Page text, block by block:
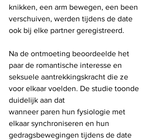
knikken, een arm bewegen, een been
verschuiven, werden tijdens de date
ook bij elke partner geregistreerd.
Na de ontmoeting beoordeelde het
paar de romantische interesse en
seksuele aantrekkingskracht die ze
voor elkaar voelden. De studie toonde
duidelijk aan dat
wanneer paren hun fysiologie met
elkaar synchroniseren en hun
gedragsbewegingen tijdens de date